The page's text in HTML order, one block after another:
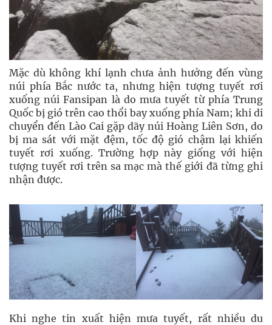
Mặc dù không khí lạnh chưa ảnh hưởng đến vùng
núi phía Bắc nước ta, nhưng hiện tượng tuyết rơi
xuống núi Fansipan là do mưa tuyết từ phía Trung
Quốc bị gió trên cao thổi bay xuống phía Nam; khi di
chuyển đến Lào Cai gặp dãy núi Hoàng Liên Sơn, do
bị ma sát với mặt đệm, tốc độ gió chậm lại khiến
tuyết rơi xuống. Trường hợp này giống với hiện
tượng tuyết rơi trên sa mạc mà thế giới đã từng ghi
nhận được.
Khi nghe tin xuất hiện mưa tuyết, rất nhiều du